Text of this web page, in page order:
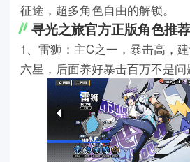
征途，超多角色自由的解锁。
寻光之旅官方正版角色推荐
1、雷狮：主C之一，暴击高，
六星，后面养好暴击百万不是问